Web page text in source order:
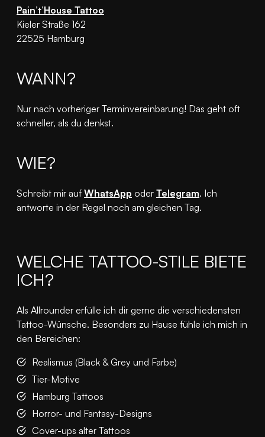
Pain’t’House Tattoo
Kieler Straße 162
22525 Hamburg
WANN?
Nur nach vorheriger Terminvereinbarung! Das geht oft
schneller, als du denkst.
WIE?
Schreibt mir auf WhatsApp oder Telegram. Ich
antworte in der Regel noch am gleichen Tag.
WELCHE TATTOO-STILE BIETE
ICH?
Als Allrounder erfülle ich dir gerne die verschiedensten
Tattoo-Wünsche. Besonders zu Hause fühle ich mich in
den Bereichen:
Realismus (Black & Grey und Farbe)
Tier-Motive
Hamburg Tattoos
Horror- und Fantasy-Designs
Cover-ups alter Tattoos